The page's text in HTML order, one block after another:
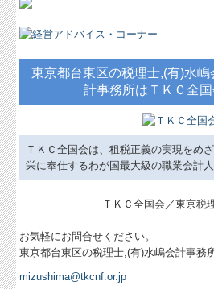
東京都台東区の税理士,(有)水
計事務所はＴＫＣ全
ＴＫＣ全国会は、租税正義の実現をめ
栄に奉仕するわが国最大級の職業会計人
ＴＫＣ全国会／東京税
お気軽にお問合せください。
東京都台東区の税理士,(有)水嶋会計事務
mizushima@tkcnf.or.jp